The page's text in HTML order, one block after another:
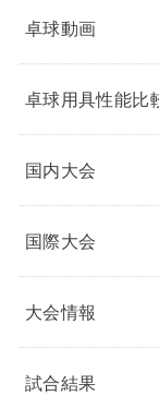
卓球動画
卓球用具性能比
国内大会
国際大会
大会情報
試合結果